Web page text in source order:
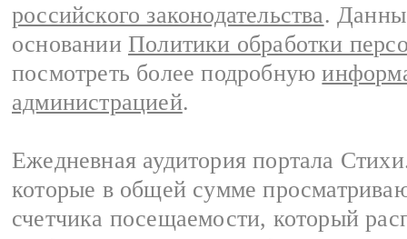
российского законодательства.
основании Политики обработки
посмотреть более подробную
администрацией.
Ежедневная аудитория портала
которые в общей сумме
счетчика посещаемости, который